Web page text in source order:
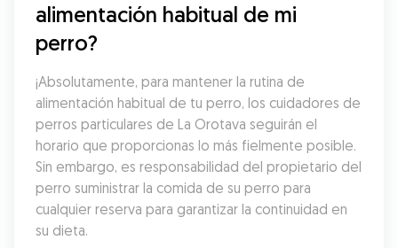
alimentación habitual de mi
perro?
¡Absolutamente, para mantener la rutina de
alimentación habitual de tu perro, los cuidadores de
perros particulares de La Orotava seguirán el
horario que proporcionas lo más fielmente posible.
Sin embargo, es responsabilidad del propietario del
perro suministrar la comida de su perro para
cualquier reserva para garantizar la continuidad en
su dieta.